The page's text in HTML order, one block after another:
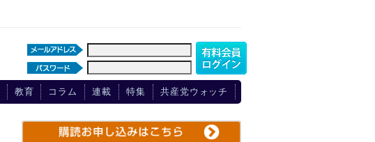
教育 コラム 連載 特集 共産党ウォッチ